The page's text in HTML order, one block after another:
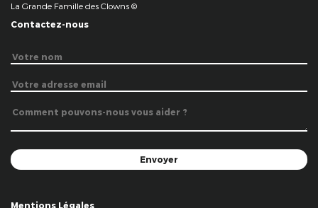
La Grande Famille des Clowns ©
Contactez-nous
Mentions Légales